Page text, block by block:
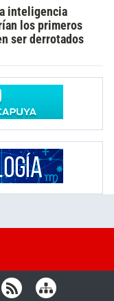
inteligencia
los primeros
ser derrotados